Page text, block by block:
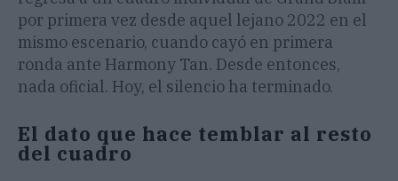
por primera vez desde aquel lejano 2022 en el
mismo escenario, cuando cayó en primera
ronda ante Harmony Tan. Desde entonces,
nada oficial. Hoy, el silencio ha terminado.
El dato que hace temblar al resto
del cuadro